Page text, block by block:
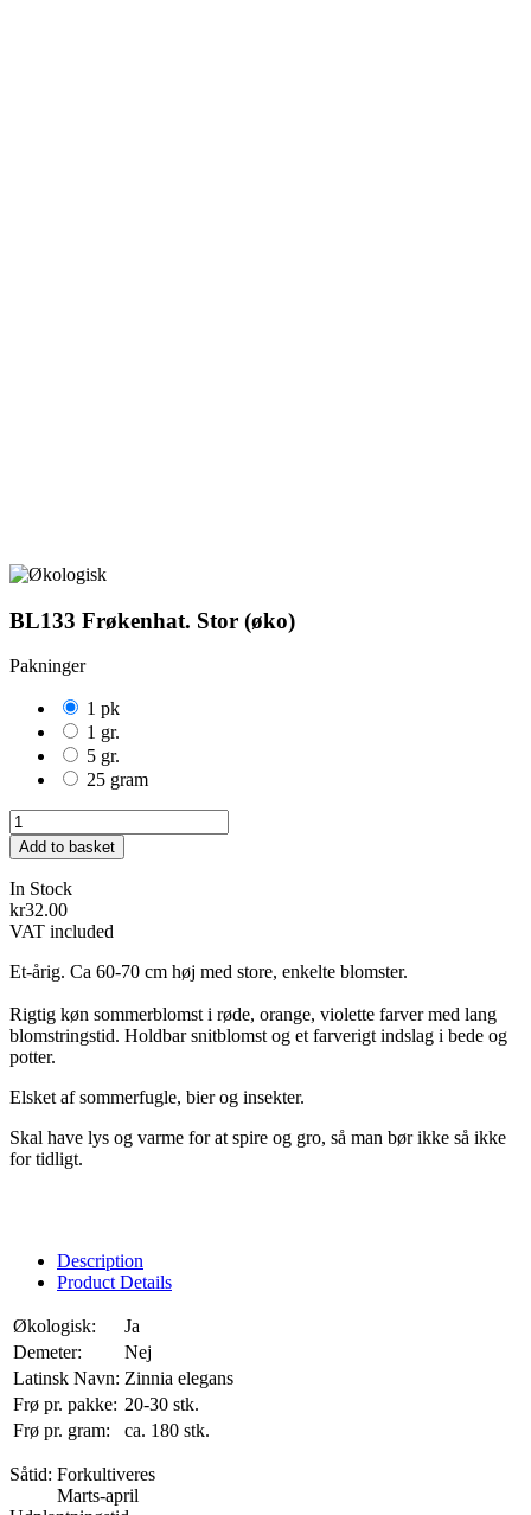
BL133 Frøkenhat. Stor (øko)
Pakninger
1 pk
1 gr.
5 gr.
25 gram
Add to basket
In Stock
kr32.00
VAT included
Et-årig. Ca 60-70 cm høj med store, enkelte blomster.
Rigtig køn sommerblomst i røde, orange, violette farver med lang
blomstringstid. Holdbar snitblomst og et farverigt indslag i bede og
potter.
Elsket af sommerfugle, bier og insekter.
Skal have lys og varme for at spire og gro, så man bør ikke så ikke
for tidligt.
Description
Product Details
Økologisk:
Ja
Demeter:
Nej
Latinsk Navn: Zinnia elegans
Frø pr. pakke: 20-30 stk.
Frø pr. gram:
ca. 180 stk.
Såtid: Forkultiveres
Marts-april